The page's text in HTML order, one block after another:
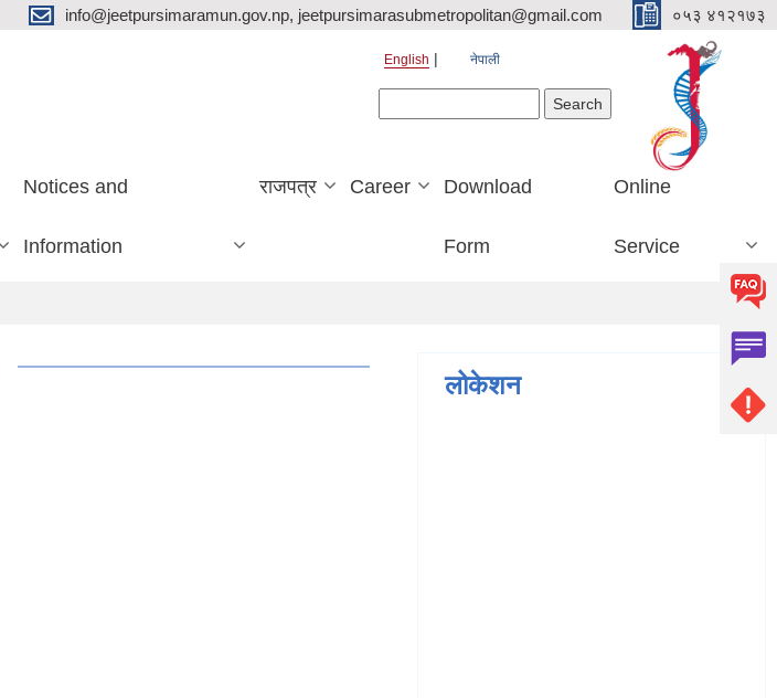
info@jeetpursimaramun.gov.np, jeetpursimarasubmetropolitan@gmail.com ०५३ ४१२१७३
English नेपाली
Notices and
Information
राजपत्र Career Download
Form
Online
Service
लोकेशन